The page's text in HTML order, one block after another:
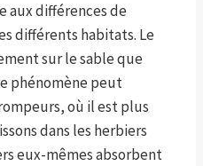
aux différences de
différents habitats. Le
sur le sable que
phénomène peut
où il est plus
dans les herbiers
eux-mêmes absorbent